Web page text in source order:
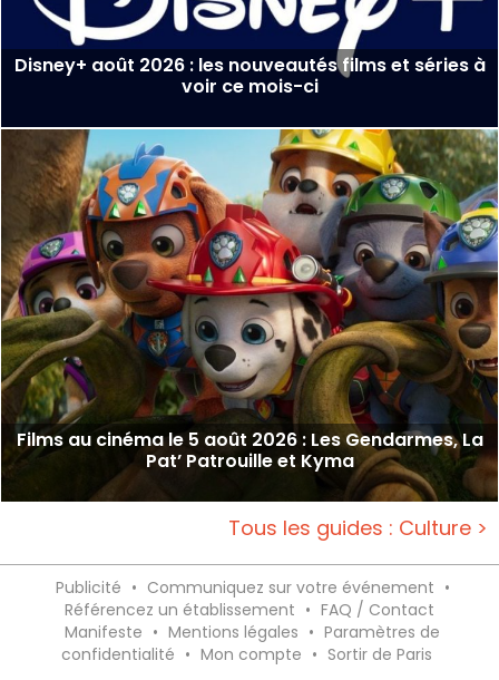
Disney+ août 2026 : les nouveautés films et séries à
voir ce mois-ci
Films au cinéma le 5 août 2026 : Les Gendarmes, La
Pat’ Patrouille et Kyma
Tous les guides : Culture >
Publicité • Communiquez sur votre événement •
Référencez un établissement • FAQ / Contact
Manifeste • Mentions légales • Paramètres de
confidentialité • Mon compte • Sortir de Paris